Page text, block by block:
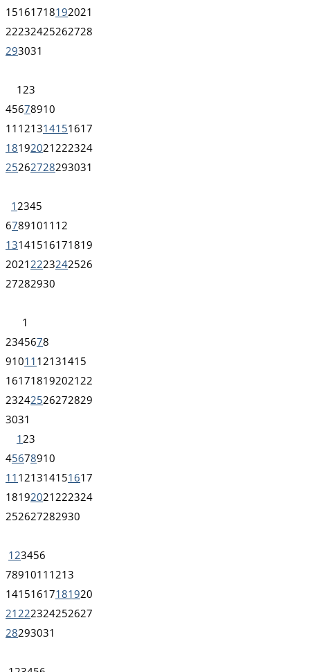
15161718192021
22232425262728
293031
1 23
45678910
11 121314151617
18192021 222324
25262728293031
1 2345
67891011 12
13141516171819
2021 2223242526
27282930
1
2345678
91011 12131415
161718192021 22
23242526272829
3031
1 23
45678910
11 121314151617
18192021 222324
252627282930
1 23456
7891011 1213
14151617181920
21 222324252627
28293031